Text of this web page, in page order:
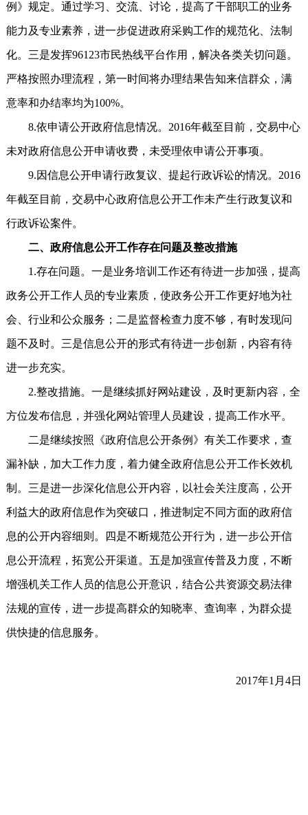
例》规定。通过学习、交流、讨论，提高了干部职工的业务
能力及专业素养，进一步促进政府采购工作的规范化、法制
化。三是发挥96123市民热线平台作用，解决各类关切问题。
严格按照办理流程，第一时间将办理结果告知来信群众，满
意率和办结率均为100%。
8.依申请公开政府信息情况。2016年截至目前，交易中心
未对政府信息公开申请收费，未受理依申请公开事项。
9.因信息公开申请行政复议、提起行政诉讼的情况。2016
年截至目前，交易中心政府信息公开工作未产生行政复议和
行政诉讼案件。
二、政府信息公开工作存在问题及整改措施
1.存在问题。一是业务培训工作还有待进一步加强，提高
政务公开工作人员的专业素质，使政务公开工作更好地为社
会、行业和公众服务；二是监督检查力度不够，有时发现问
题不及时。三是信息公开的形式有待进一步创新，内容有待
进一步充实。
2.整改措施。一是继续抓好网站建设，及时更新内容，全
方位发布信息，并强化网站管理人员建设，提高工作水平。
二是继续按照《政府信息公开条例》有关工作要求，查
漏补缺，加大工作力度，着力健全政府信息公开工作长效机
制。三是进一步深化信息公开内容，以社会关注度高，公开
利益大的政府信息作为突破口，推进制定不同方面的政府信
息的公开内容细则。四是不断规范公开行为，进一步公开信
息公开流程，拓宽公开渠道。五是加强宣传普及力度，不断
增强机关工作人员的信息公开意识，结合公共资源交易法律
法规的宣传，进一步提高群众的知晓率、查询率，为群众提
供快捷的信息服务。
2017年1月4日